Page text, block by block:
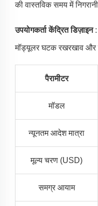
की वास्तविक समय में
उपयोगकर्ता केंद्रित डिज़ाइन
मॉड्यूलर घटक रखरखाव और
पैरामीटर
मॉडल
न्यूनतम आदेश मात्रा
मूल्य चरण (USD)
समग्र आयाम